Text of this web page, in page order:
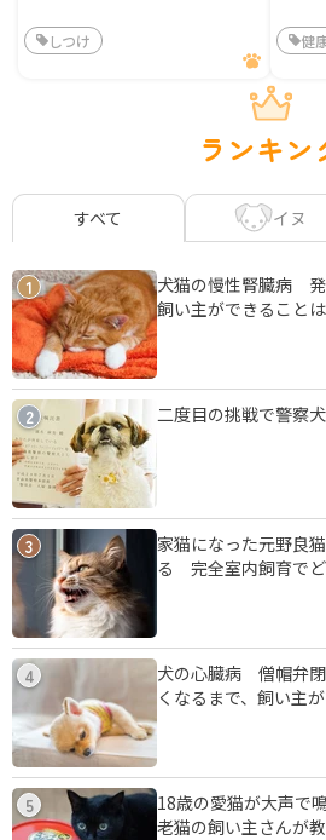
しつけ 健
ランキン
すべて イヌ
1
犬猫の慢性腎臓病 発
飼い主ができること
2 二度目の挑戦で警察
3
家猫になった元野良
る 完全室内飼育でど
4
犬の心臓病 僧帽弁
くなるまで、飼い主
5
18歳の愛猫が大声で
老猫の飼い主さんが